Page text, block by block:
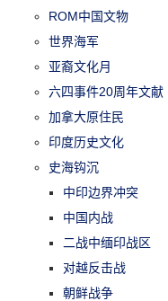
ROM中国文物
世界海军
亚裔文化月
六四事件20周年文献
加拿大原住民
印度历史文化
史海钩沉
中印边界冲突
中国内战
二战中缅印战区
对越反击战
朝鲜战争